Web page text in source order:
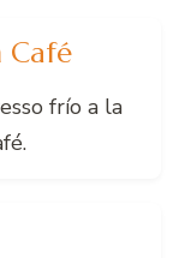
Café
frío a la